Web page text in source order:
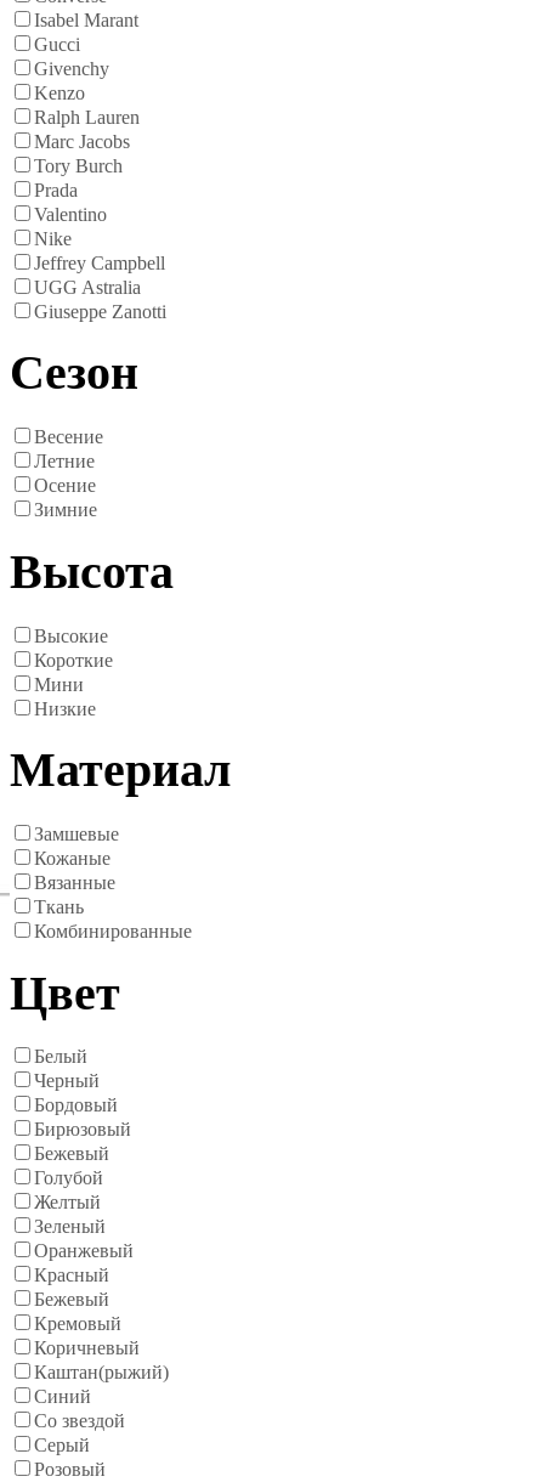
Isabel Marant
Gucci
Givenchy
Kenzo
Ralph Lauren
Marc Jacobs
Tory Burch
Prada
Valentino
Nike
Jeffrey Campbell
UGG Astralia
Giuseppe Zanotti
Сезон
Весение
Летние
Осение
Зимние
Высота
Высокие
Короткие
Мини
Низкие
Материал
Замшевые
Кожаные
Вязанные
Ткань
Комбинированные
Цвет
Белый
Черный
Бордовый
Бирюзовый
Бежевый
Голубой
Желтый
Зеленый
Оранжевый
Красный
Бежевый
Кремовый
Коричневый
Каштан(рыжий)
Синий
Со звездой
Серый
Розовый